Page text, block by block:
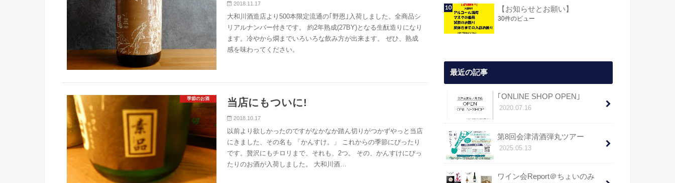
2018.11.17
大和川酒造店より500本限定流通の｢野恩｣入荷しました。全商品シ
リアルナンバー付きです。 約2年熟成(27BY)となる生酛造りになり
ます。冷やから燗までいろいろな飲み方が出来ます。 ぜひ、熟成
感を味わってください。
季節のお酒 当店にもついに!
2018.10.17
以前より欲しかったのですがなかなか踏ん切りがつかずやっと当店
にきました、その名も 「かんすけ。」 これからの季節にぴったり
です。贅沢にもチロリまで、それも、2つ。 その、かんすけにぴっ
たりのお酒が入荷しました。 大和川酒…
【お知らせとお願い】
30件のビュー
最近の記事
｢ONLINE SHOP OPEN｣
2020.07.16
第8回会津清酒弾丸ツアー
2025.05.13
ワイン会Report＠ちょいのみ